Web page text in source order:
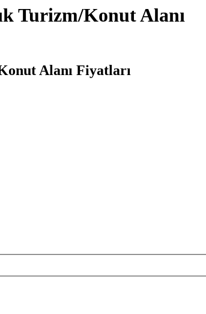
Turizm/Konut Alanı
Alanı Fiyatları